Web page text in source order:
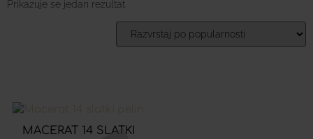
Prikazuje se jedan rezultat
MACERAT 14 SLATKI